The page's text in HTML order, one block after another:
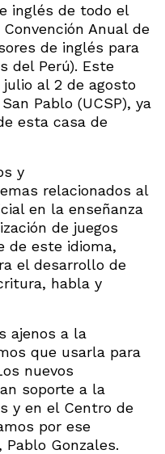
inglés de todo el
Anual de
de inglés para
del Perú). Este
al 2 de agosto
Pablo (UCSP), ya
esta casa de
y
relacionados al
en la enseñanza
de juegos
de este idioma,
el desarrollo de
habla y
ajenos a la
que usarla para
nuevos
soporte a la
y en el Centro de
por ese
Pablo Gonzales.